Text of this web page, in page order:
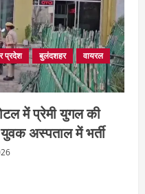
प्रदेश बुलंदशहर
वायरल
में प्रेमी युगल की
अस्पताल में भर्ती